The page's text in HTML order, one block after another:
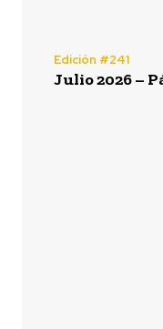
Edición #241
Julio 2026 –